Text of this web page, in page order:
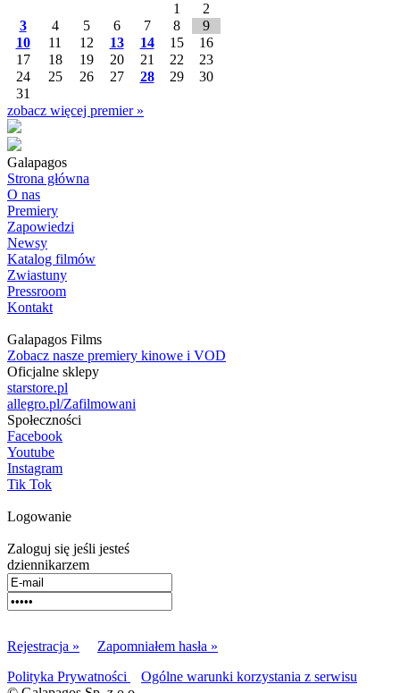
1
2
3
4 5 6 7 8
9
10
11 12 13 14 15
16
17
18 19 20 21 22
23
24
25 26 27 28 29
30
31
zobacz więcej premier »
Galapagos
Strona główna
O nas
Premiery
Zapowiedzi
Newsy
Katalog filmów
Zwiastuny
Pressroom
Kontakt
Galapagos Films
Zobacz nasze premiery kinowe i VOD
Oficjalne sklepy
starstore.pl
allegro.pl/Zafilmowani
Społeczności
Facebook
Youtube
Instagram
Tik Tok
Logowanie
Zaloguj się jeśli jesteś
dziennikarzem
Rejestracja »
Zapomniałem hasła »
Polityka Prywatności
Ogólne warunki korzystania z serwisu